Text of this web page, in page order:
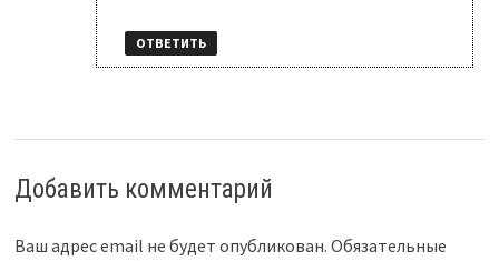
ОТВЕТИТЬ
Добавить комментарий
Ваш адрес email не будет опубликован. Обязательные